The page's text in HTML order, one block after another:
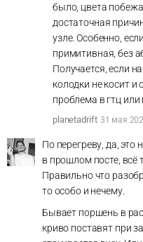
было, цвета
достаточная
узле. Особенно,
примитивная, без
Получается, если
колодки не косит и
проблема в гтц или
planetadrift 31 мая
По перегреву, да, это
в прошлом посте, всё
Правильно что
то особо и нечему.
Бывает поршень в
криво поставят при